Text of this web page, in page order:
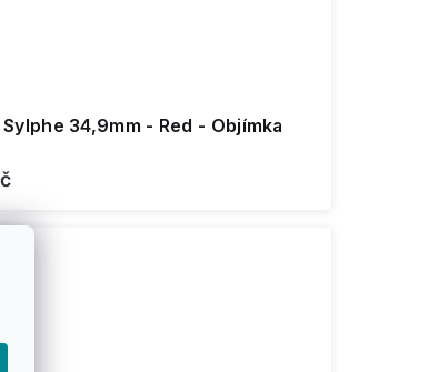
34,9mm - Red - Objímka